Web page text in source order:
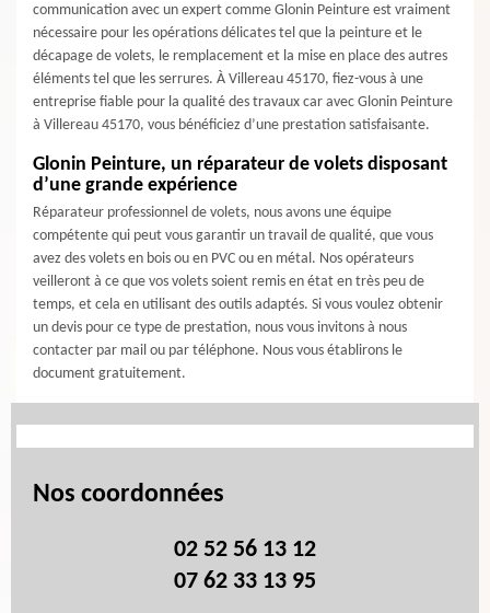
communication avec un expert comme Glonin Peinture est vraiment
nécessaire pour les opérations délicates tel que la peinture et le
décapage de volets, le remplacement et la mise en place des autres
éléments tel que les serrures. À Villereau 45170, fiez-vous à une
entreprise fiable pour la qualité des travaux car avec Glonin Peinture
à Villereau 45170, vous bénéficiez d’une prestation satisfaisante.
Glonin Peinture, un réparateur de volets disposant
d’une grande expérience
Réparateur professionnel de volets, nous avons une équipe
compétente qui peut vous garantir un travail de qualité, que vous
avez des volets en bois ou en PVC ou en métal. Nos opérateurs
veilleront à ce que vos volets soient remis en état en très peu de
temps, et cela en utilisant des outils adaptés. Si vous voulez obtenir
un devis pour ce type de prestation, nous vous invitons à nous
contacter par mail ou par téléphone. Nous vous établirons le
document gratuitement.
Nos coordonnées
02 52 56 13 12
07 62 33 13 95